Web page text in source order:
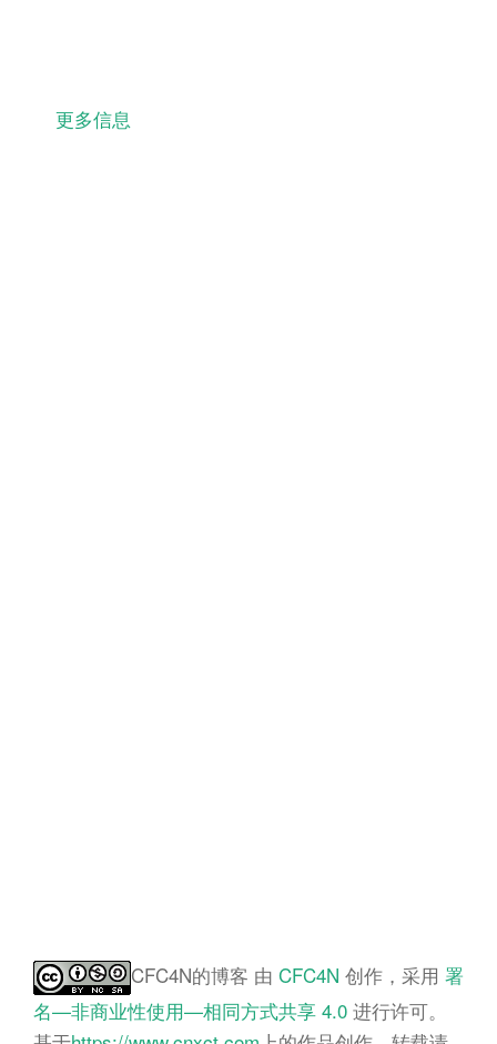
更多信息
CFC4N的博客 由 CFC4N 创作，采用 署
名—非商业性使用—相同方式共享 4.0 进行许可。